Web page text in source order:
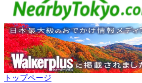
トップページ